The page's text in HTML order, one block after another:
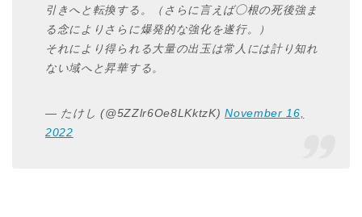
引きへと転換する。（さらに言えば◯根の死後強ま
る念によりさらに爆発的な強化を遂行。）
それにより得られる大量の出玉は常人には計り知れ
ない域へと昇華する。
— たけし (@5ZZlr6Oe8LKktzK)November 16,
2022